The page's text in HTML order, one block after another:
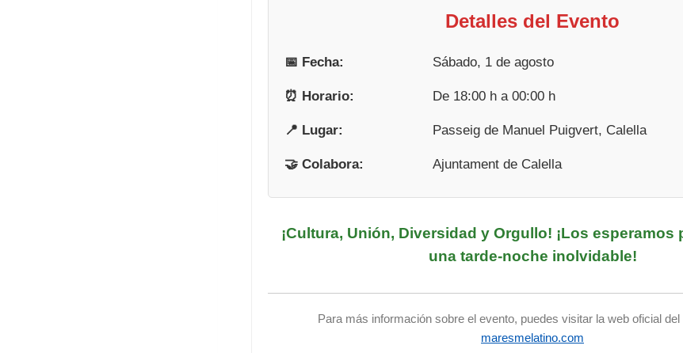
Detalles del Evento
📅 Fecha: Sábado, 1 de agosto
⏰ Horario: De 18:00 h a 00:00 h
📍 Lugar: Passeig de Manuel Puigvert, Calella
🤝 Colabora: Ajuntament de Calella
¡Cultura, Unión, Diversidad y Orgullo! ¡Los esperamos
una tarde-noche inolvidable!
Para más información sobre el evento, puedes visitar la web oficial del
maresmelatino.com